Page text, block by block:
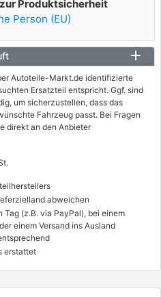
Produktsicherheit
Person (EU)
Autoteile-Markt.de identifizierte
Ersatzteil entspricht. Ggf. sind
um sicherzustellen, dass das
Fahrzeug passt. Bei Fragen
direkt an den Anbieter
abweichen
(z.B. via PayPal), bei einem
einem Versand ins Ausland
erstattet